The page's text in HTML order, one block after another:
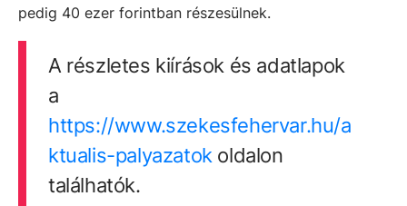
pedig 40 ezer forintban részesülnek.
A részletes kiírások és adatlapok
a
https://www.szekesfehervar.hu/a
ktualis-palyazatokoldalon
találhatók.